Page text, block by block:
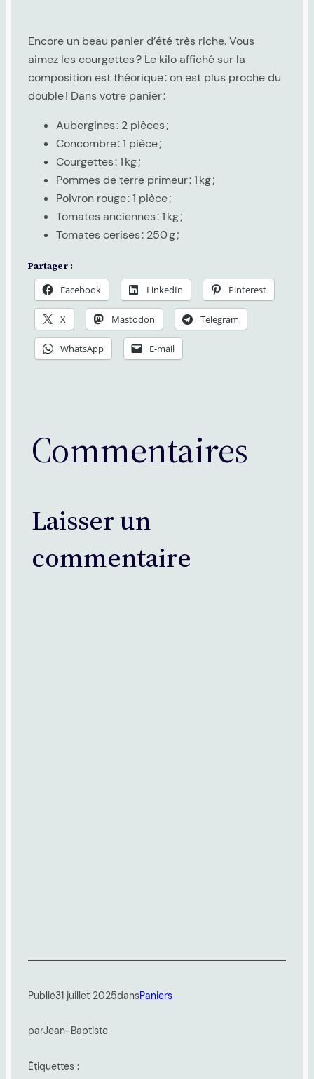
Encore un beau panier d’été très riche. Vous
aimez les courgettes ? Le kilo affiché sur la
composition est théorique : on est plus proche du
double ! Dans votre panier :
Aubergines : 2 pièces ;
Concombre : 1 pièce ;
Courgettes : 1 kg ;
Pommes de terre primeur : 1 kg ;
Poivron rouge : 1 pièce ;
Tomates anciennes : 1 kg ;
Tomates cerises : 250 g ;
Partager :
Facebook LinkedIn Pinterest
X Mastodon Telegram
WhatsApp E-mail
Commentaires
Laisser un
commentaire
Publié31 juillet 2025dansPaniers
parJean-Baptiste
Étiquettes :